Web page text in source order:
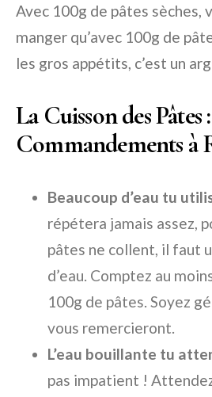
Avec 100g de pâtes sèches,
manger qu’avec 100g de
les gros appétits, c’est un
La Cuisson des Pâtes
Commandements à
Beaucoup d’eau tu
répétera jamais assez,
pâtes ne collent, il faut
d’eau. Comptez au
100g de pâtes. Soyez
vous remercieront.
L’eau bouillante tu
pas impatient !